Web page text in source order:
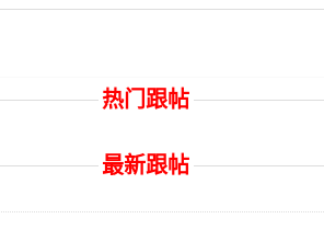
热门跟帖
最新跟帖